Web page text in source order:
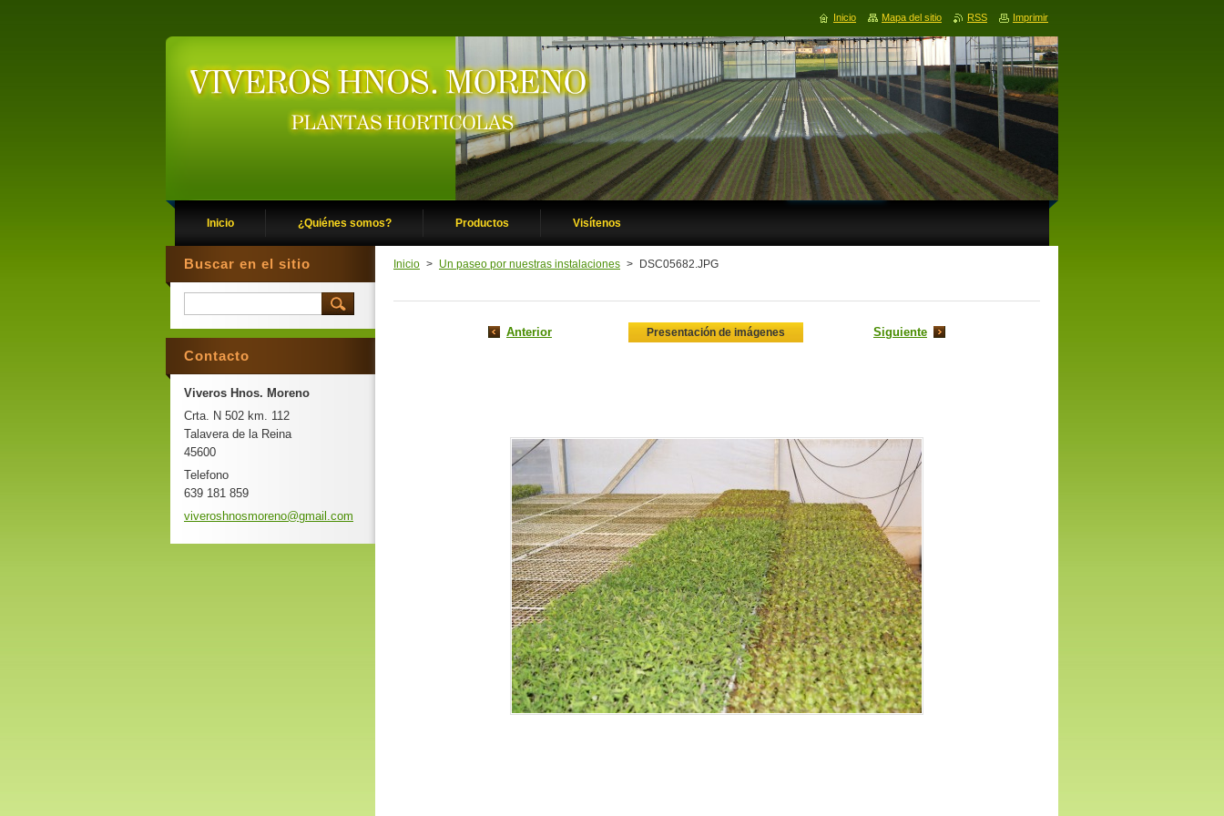
Inicio ¿Quiénes somos? Productos Visítenos
Inicio > Un paseo por nuestras instalaciones > DSC05682.JPG
Anterior Presentación de imágenes Siguiente
Buscar en el sitio
Contacto
Viveros Hnos. Moreno
Crta. N 502 km. 112
Talavera de la Reina
45600
Telefono
639 181 859
viveroshnosmoreno@gmail.com
Inicio Mapa del sitio RSS Imprimir